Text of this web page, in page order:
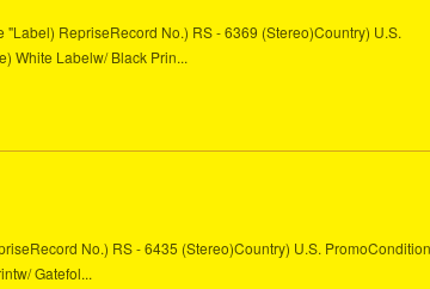
RepriseRecord No.) RS - 6369 (Stereo)Country) U.S.
White Labelw/ Black Prin...
No.) RS - 6435 (Stereo)Country) U.S.
Gatefol...